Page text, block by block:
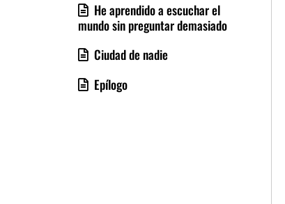
He aprendido a escuchar el
mundo sin preguntar demasiado
Ciudad de nadie
Epílogo